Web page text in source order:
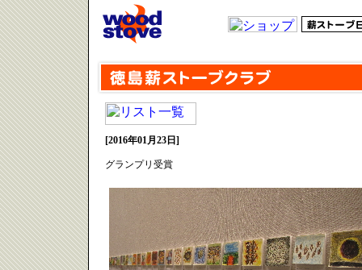
[2016年01月23日]
グランプリ受賞